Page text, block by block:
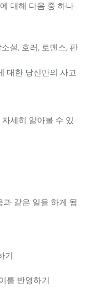
대해 다음 중 하나
설, 호러, 로맨스, 판
대한 당신만의 사고
세히 알아볼 수 있
같은 일을 하게 됩
기
를 반영하기